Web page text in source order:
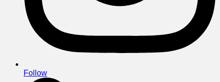
Follow